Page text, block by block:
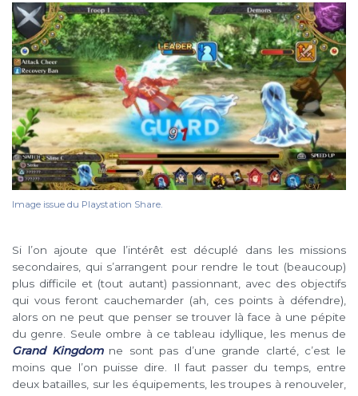
Image issue du Playstation Share.
Si l’on ajoute que l’intérêt est décuplé dans les missions
secondaires, qui s’arrangent pour rendre le tout (beaucoup)
plus difficile et (tout autant) passionnant, avec des objectifs
qui vous feront cauchemarder (ah, ces points à défendre),
alors on ne peut que penser se trouver là face à une pépite
du genre. Seule ombre à ce tableau idyllique, les menus de
Grand Kingdomne sont pas d’une grande clarté, c’est le
moins que l’on puisse dire. Il faut passer du temps, entre
deux batailles, sur les équipements, les troupes à renouveler,